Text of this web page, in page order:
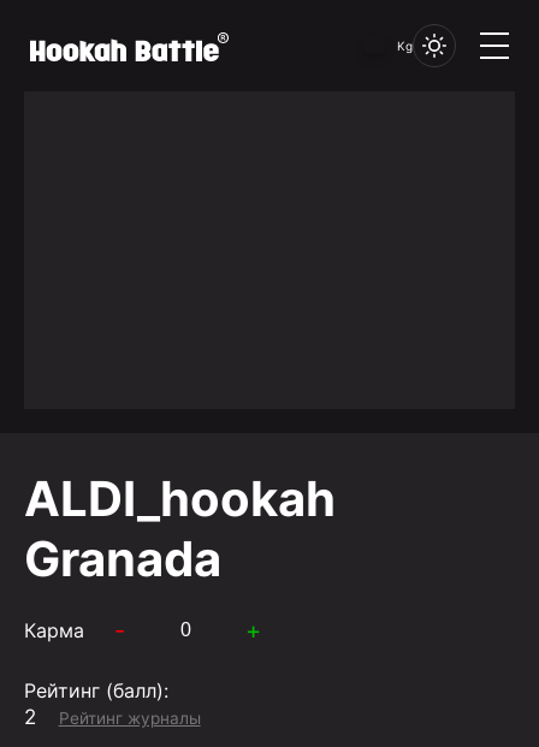
Kg
ALDI_hookah
Granada
Карма - +
Рейтинг (балл):
2
Рейтинг журналы